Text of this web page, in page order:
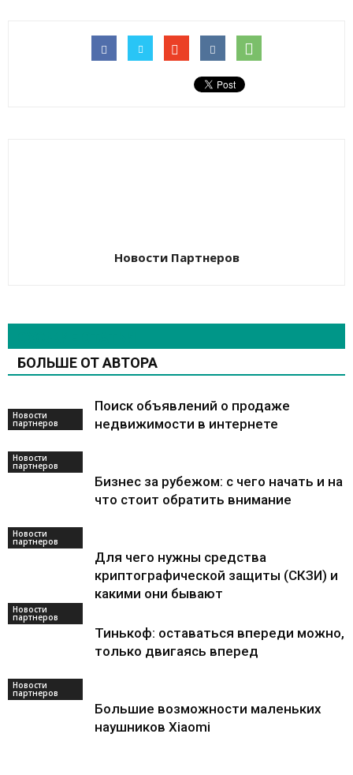
Новости Партнеров
БОЛЬШЕ ОТ АВТОРА
Новости
партнеров
Поиск объявлений о продаже
недвижимости в интернете
Новости
партнеров
Бизнес за рубежом: с чего начать и на
что стоит обратить внимание
Новости
партнеров
Для чего нужны средства
криптографической защиты (СКЗИ) и
какими они бывают
Новости
партнеров
Тинькоф: оставаться впереди можно,
только двигаясь вперед
Новости
партнеров
Большие возможности маленьких
наушников Xiaomi